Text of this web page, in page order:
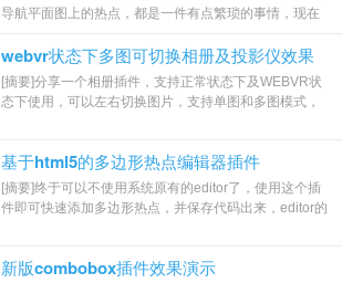
导航平面图上的热点，都是一件有点繁琐的事情，现在
webvr状态下多图可切换相册及投影仪效果
[摘要]分享一个相册插件，支持正常状态下及WEBVR状
态下使用，可以左右切换图片，支持单图和多图模式，
基于html5的多边形热点编辑器插件
[摘要]终于可以不使用系统原有的editor了，使用这个插
件即可快速添加多边形热点，并保存代码出来，editor的
新版combobox插件效果演示